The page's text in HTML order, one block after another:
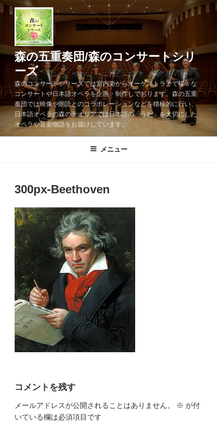
コ
ツ
キ
ッ
プ
森の五重奏団/森のコンサートシリ
ーズ
森のコンサートシリーズでは室内楽からオーケストラまで様々な
コンサートや日本語オペラを企画・制作しております。森の五重
奏団では映像や朗読とのコラボレーションなどを積極的に行い、
日本語オペラの森のテオリアでは日本語の「うた」を大切にした
オペラや音楽物語をお届けしています。
メニュー
300px-Beethoven
コメントを残す
メールアドレスが公開されることはありません。 ※ が付
いている欄は必須項目です